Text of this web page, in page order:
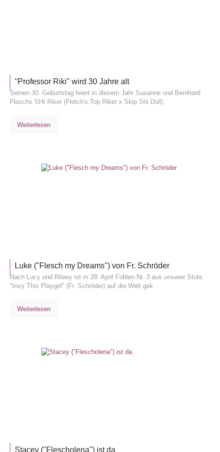
"Professor Riki" wird 30 Jahre alt
Seinen 30. Geburtstag feiert in diesem Jahr Susanne und Bernhard
Fleschs SHI Riker (Fletch's Top Riker x Skip Shi Doll).
Weiterlesen
Luke ("Flesch my Dreams") von Fr. Schröder
Nach Lucy und Rileey ist m 28. April Fohlen Nr. 3 aus unserer Stute
"Invy This Playgirl" (Fr. Schröder) auf die Welt gek
Weiterlesen
Stacey ("Flescholena") ist da